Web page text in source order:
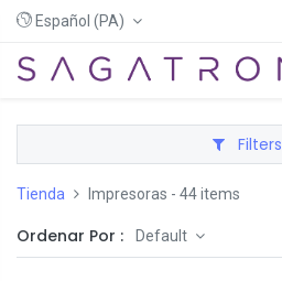
Español (PA)
Filters
Tienda Impresoras - 44 items
Ordenar Por : Default